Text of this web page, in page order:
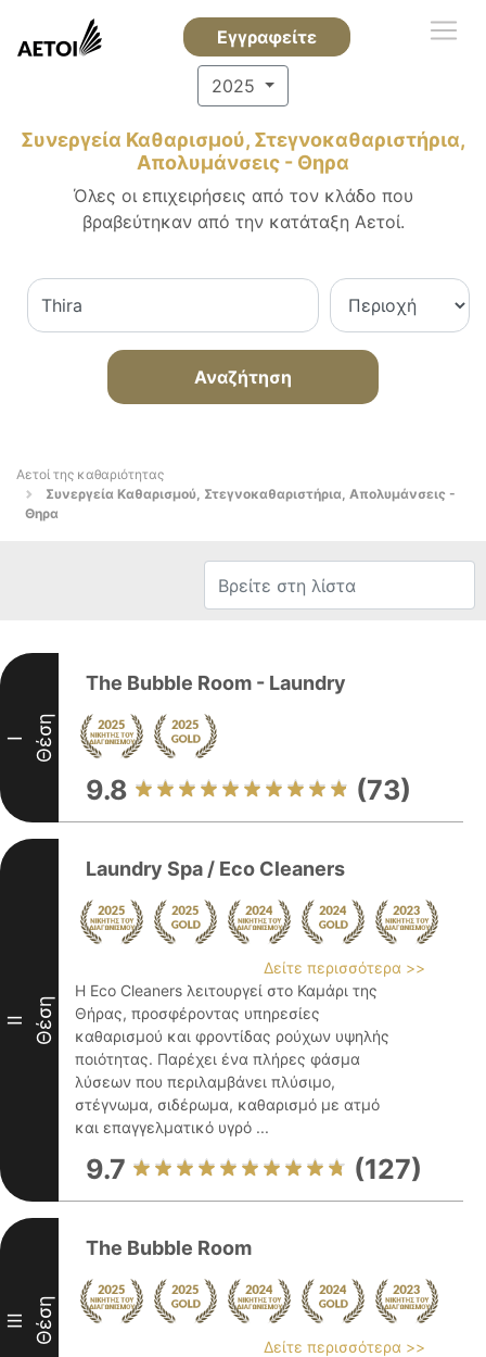
Εγγραφείτε
2025
Συνεργεία Καθαρισμού, Στεγνοκαθαριστήρια,
Απολυμάνσεις - Θηρα
Όλες οι επιχειρήσεις από τον κλάδο που
βραβεύτηκαν από την κατάταξη Αετοί.
Αναζήτηση
Αετοί της καθαριότητας
Συνεργεία Καθαρισμού, Στεγνοκαθαριστήρια, Απολυμάνσεις -
Θηρα
I Θέση
The Bubble Room - Laundry
9.8 (73)
II Θέση
Laundry Spa / Eco Cleaners
Δείτε περισσότερα >>
Η Eco Cleaners λειτουργεί στο Καμάρι της
Θήρας, προσφέροντας υπηρεσίες
καθαρισμού και φροντίδας ρούχων υψηλής
ποιότητας. Παρέχει ένα πλήρες φάσμα
λύσεων που περιλαμβάνει πλύσιμο,
στέγνωμα, σιδέρωμα, καθαρισμό με ατμό
και επαγγελματικό υγρό ...
9.7 (127)
III Θέση
The Bubble Room
Δείτε περισσότερα >>